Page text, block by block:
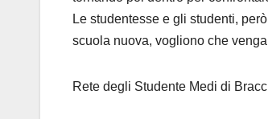
Le studentesse e gli studenti,
scuola nuova, vogliono che
Rete degli Studente Medi di